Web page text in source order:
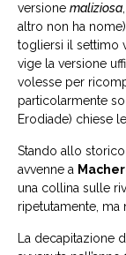
versione maliziosa
altro non ha
togliersi il settimo
vige la versione
volesse per
particolarmente
Erodiade) chiese
Stando allo storico
avvenne a
una collina sulle
ripetutamente, ma
La decapitazione